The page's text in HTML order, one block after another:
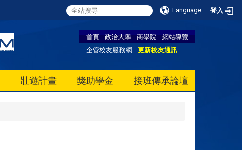
Language 登入
首頁 政治大學 商學院
網站導覽
企管校友服務網
更新校友通訊
壯遊計畫 獎助學金 接班傳承論壇